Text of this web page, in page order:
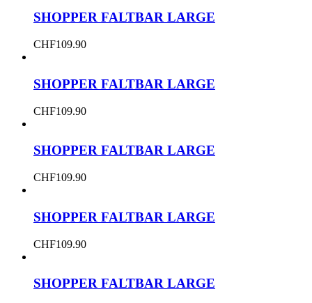
SHOPPER FALTBAR LARGE
CHF109.90
SHOPPER FALTBAR LARGE
CHF109.90
SHOPPER FALTBAR LARGE
CHF109.90
SHOPPER FALTBAR LARGE
CHF109.90
SHOPPER FALTBAR LARGE